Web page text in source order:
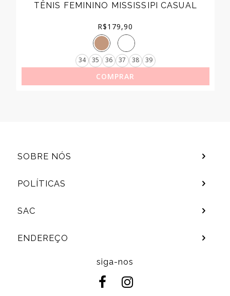
TÊNIS FEMININO MISSISSIPI CASUAL
R$179,90
34 35 36 37 38 39
COMPRAR
SOBRE NÓS
POLÍTICAS
SAC
ENDEREÇO
siga-nos